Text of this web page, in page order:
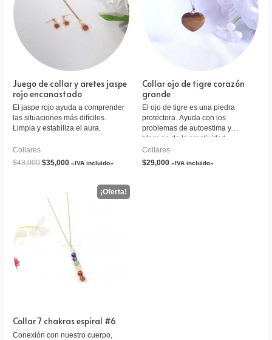
Juego de collar y aretes jaspe
rojo encanastado
El jaspe rojo ayuda a comprender
las situaciones más difíciles.
Limpia y estabiliza el aura.
Collares
$43,000 $35,000 «IVA incluido»
Collar ojo de tigre corazón
grande
El ojo de tigre es una piedra
protectora. Ayuda con los
problemas de autoestima y
bloqueo de la creatividad.
Collares
$29,000 «IVA incluido»
Collar 7 chakras espiral #6
Conexión con nuestro cuerpo,